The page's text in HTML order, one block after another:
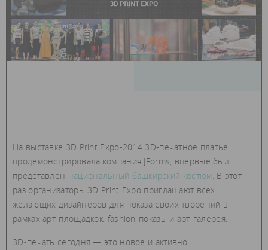
На выставке 3D Print Expo-2014 3D-печатное платье
продемонстрировала компания JForms, впервые был
представлен национальный башкирский костюм. В этот
раз организаторы 3D Print Expo приглашают всех
желающих дизайнеров для показа своих творений в
рамках арт-площадкок: fashion-показы и арт-галерея.
3D-печать сегодня — это новое и активно